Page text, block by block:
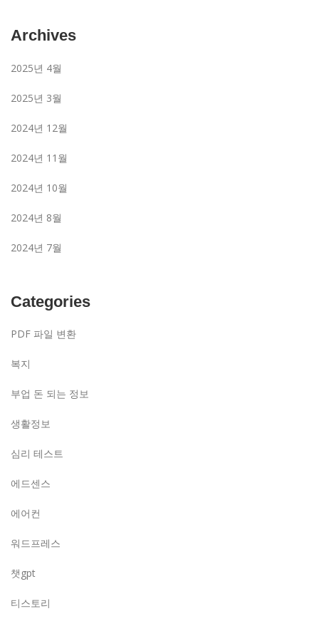
Archives
2025년 4월
2025년 3월
2024년 12월
2024년 11월
2024년 10월
2024년 8월
2024년 7월
Categories
PDF 파일 변환
복지
부업 돈 되는 정보
생활정보
심리 테스트
에드센스
에어컨
워드프레스
챗gpt
티스토리